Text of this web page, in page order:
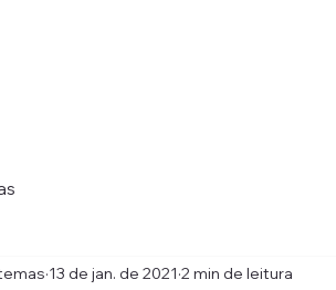
13 de jan. de 2021 2 min de leitura